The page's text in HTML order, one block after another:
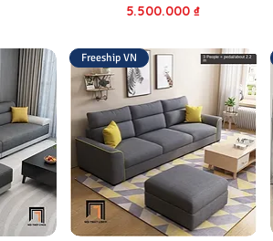
Giá
5.500.000 ₫
Freeship VN